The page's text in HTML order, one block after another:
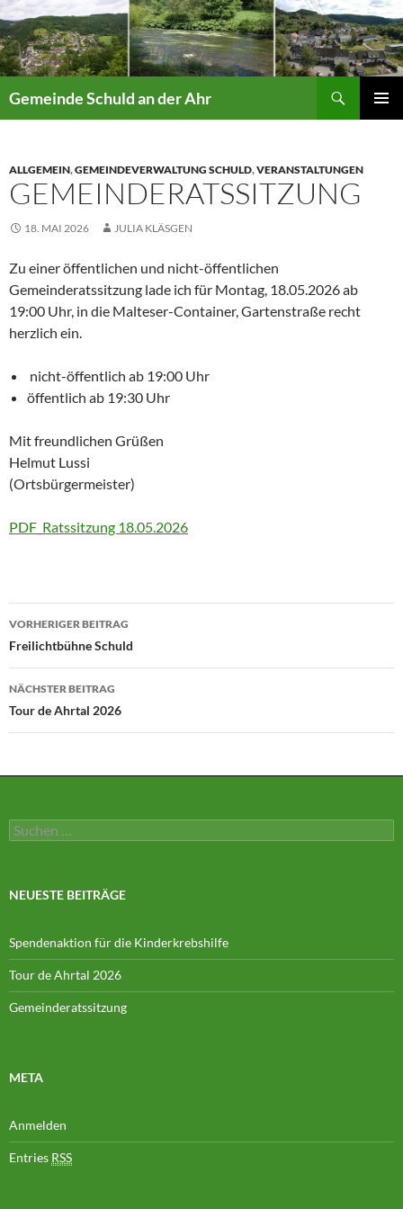
Gemeinde Schuld an der Ahr
ALLGEMEIN,GEMEINDEVERWALTUNG SCHULD,VERANSTALTUNGEN
GEMEINDERATSSITZUNG
18. MAI 2026 JULIA KLÄSGEN
Zu einer öffentlichen und nicht-öffentlichen
Gemeinderatssitzung lade ich für Montag, 18.05.2026 ab
19:00 Uhr, in die Malteser-Container, Gartenstraße recht
herzlich ein.
nicht-öffentlich ab 19:00 Uhr
öffentlich ab 19:30 Uhr
Mit freundlichen Grüßen
Helmut Lussi
(Ortsbürgermeister)
PDF_Ratssitzung 18.05.2026
Beitragsnavigation
VORHERIGER BEITRAG
Freilichtbühne Schuld
NÄCHSTER BEITRAG
Tour de Ahrtal 2026
Suchen
nach:
NEUESTE BEITRÄGE
Spendenaktion für die Kinderkrebshilfe
Tour de Ahrtal 2026
Gemeinderatssitzung
META
Anmelden
Entries RSS